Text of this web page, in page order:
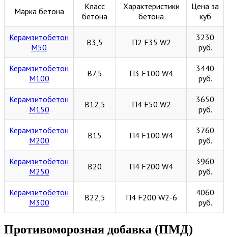
Марка бетона
Класс
бетона
Характеристики
бетона
Цена за
куб
Керамзитобетон
М50
В3,5 П2 F35 W2
3230
руб.
Керамзитобетон
М100
В7,5 П3 F100 W4
3440
руб.
Керамзитобетон
М150
В12,5 П4 F50 W2
3650
руб.
Керамзитобетон
М200
В15 П4 F100 W4
3760
руб.
Керамзитобетон
М250
В20 П4 F200 W4
3960
руб.
Керамзитобетон
М300
В22,5 П4 F200 W2-6
4060
руб.
Противоморозная добавка (ПМД)